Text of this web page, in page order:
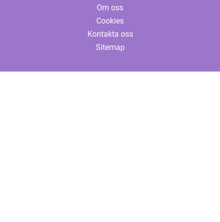
Om oss
Cookies
Kontakta oss
Sitemap